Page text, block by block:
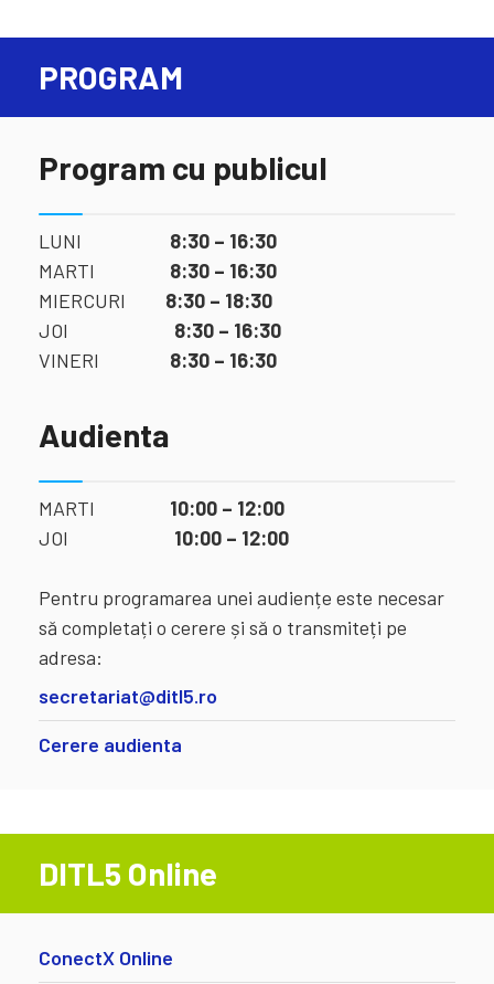
PROGRAM
Program cu publicul
LUNI 8:30 – 16:30
MARTI 8:30 – 16:30
MIERCURI 8:30 – 18:30
JOI 8:30 – 16:30
VINERI 8:30 – 16:30
Audienta
MARTI 10:00 – 12:00
JOI 10:00 – 12:00
Pentru programarea unei audiențe este necesar
să completați o cerere și să o transmiteți pe
adresa:
secretariat@ditl5.ro
Cerere audienta
DITL5 Online
ConectX Online